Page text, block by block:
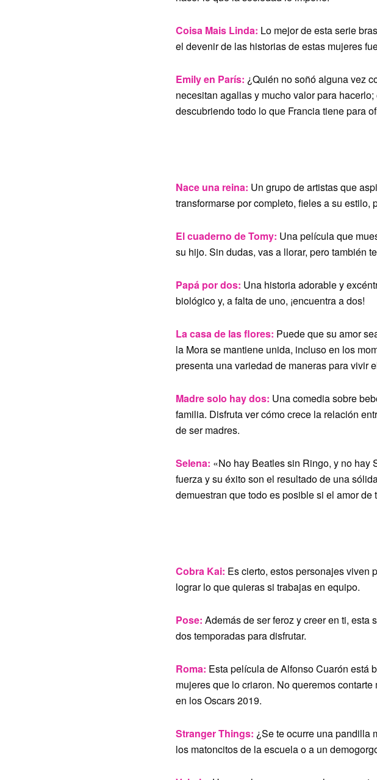
Coisa Mais Linda: Lo mejor de esta serie
el devenir de las historias de estas mujeres
Emily en París: ¿Quién no soñó alguna vez
necesitan agallas y mucho valor para
descubriendo todo lo que Francia tiene para
Nace una reina: Un grupo de artistas que
transformarse por completo, fieles a su
El cuaderno de Tomy: Una película que
su hijo. Sin dudas, vas a llorar, pero también
Papá por dos: Una historia adorable y
biológico y, a falta de uno, ¡encuentra a dos!
La casa de las flores: Puede que su amor
la Mora se mantiene unida, incluso en los
presenta una variedad de maneras para vivir
Madre solo hay dos: Una comedia sobre
familia. Disfruta ver cómo crece la relación
de ser madres.
Selena: «No hay Beatles sin Ringo, y no hay
fuerza y su éxito son el resultado de una
demuestran que todo es posible si el amor de
Cobra Kai: Es cierto, estos personajes viven
lograr lo que quieras si trabajas en equipo.
Pose: Además de ser feroz y creer en ti,
dos temporadas para disfrutar.
Roma: Esta película de Alfonso Cuarón está
mujeres que lo criaron. No queremos
en los Oscars 2019.
Stranger Things: ¿Se te ocurre una pandilla
los matoncitos de la escuela o a un